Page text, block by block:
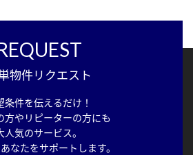
物件リクエスト
条件を伝えるだけ！
方やリピーターの方にも
人気のサービス。
なたをサポートします。